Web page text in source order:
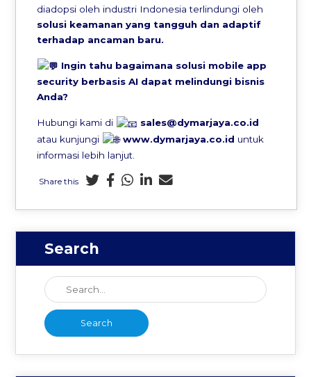
diadopsi oleh industri Indonesia terlindungi oleh
solusi keamanan yang tangguh dan adaptif
terhadap ancaman baru.
Ingin tahu bagaimana solusi mobile app
security berbasis AI dapat melindungi bisnis
Anda?
Hubungi kami di
sales@dymarjaya.co.id
atau kunjungi
www.dymarjaya.co.id untuk
informasi lebih lanjut.
Share this
Search